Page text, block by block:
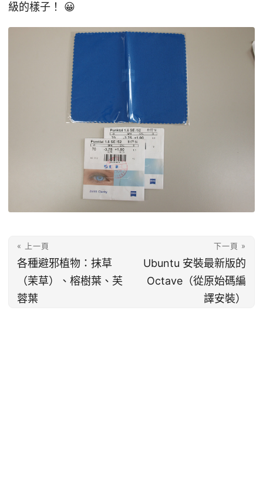
級的樣子！ 😀
« 上一頁
各種避邪植物：抹草
（茉草）、榕樹葉、芙
蓉葉
下一頁 »
Ubuntu 安裝最新版的
Octave（從原始碼編
譯安裝）